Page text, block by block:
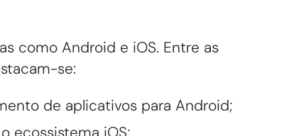
como Android e iOS. Entre as
se:
de aplicativos para Android;